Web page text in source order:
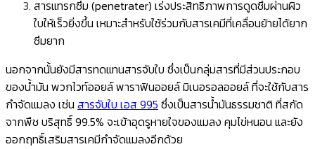
สารแทรกซึม (penetrater) เร่งประสิทธิภาพการดูดซึมผ่านผิว
ใบให้เร็วยิ่งขึ้น เหมาะสำหรับใช้ร่วมกับสารเคมีที่เคลื่อนย้ายได้ยาก
ซึมยาก
นอกจากนั้นยังมีสารทดแทนสารจับใบ ซึ่งเป็นกลุ่มสารที่มีส่วนประกอบ
ของน้ำมัน พวกไวท์ออยล์ พาราฟินออยล์ มิเนอรอลออยล์ ที่จะใช้กับสาร
กำจัดแมลง เช่น สารจับใบ เอส 995 ซึ่งเป็นสารน้ำมันธรรมชาติ ที่สกัด
จากพืช บริสุทธิ์ 99.5% จะเข้าอุดรูหายใจของแมลง คุมไข่หนอน และยัง
ออกฤทธิ์เสริมสารเคมีกำจัดแมลงอีกด้วย